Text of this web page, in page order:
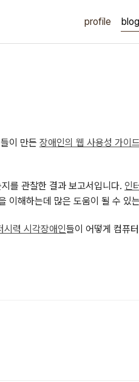
profile blog
이 만든 장애인의 웹 사용성 가이
를 관찰한 결과 보고서입니다. 인
이해하는데 많은 도움이 될 수 있
시력 시각장애인들이 어떻게 컴퓨